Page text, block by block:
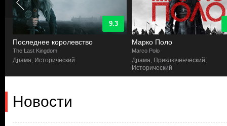
9.3
Последнее королевство
The Last Kingdom
Драма, Исторический
Марко Поло
Marco Polo
Драма, Приключенческий,
Исторический
Новости